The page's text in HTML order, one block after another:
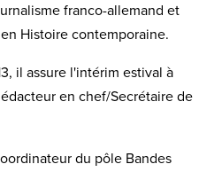
franco-allemand et
Histoire contemporaine.
il assure l'intérim estival à
en chef/Secrétaire de
du pôle Bandes